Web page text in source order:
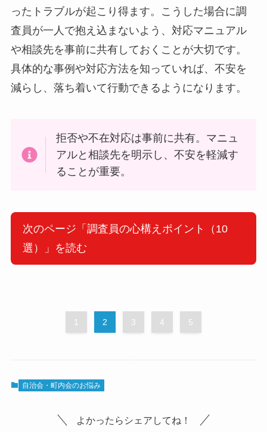
ったトラブルが起こり得ます。こうした場合に調
査員が一人で抱え込まないよう、対応マニュアル
や相談先を事前に共有しておくことが大切です。
具体的な事例や対応方法を知っていれば、不安を
減らし、落ち着いて行動できるようになります。
拒否や不在対応は事前に共有。マニュ
アルと相談先を明示し、不安を軽減す
ることが重要。
次のページ「調査員の心構えポイント（10
選）」を読む
1 2 3 4 5
自治会・町内会のお悩み
よかったらシェアしてね！